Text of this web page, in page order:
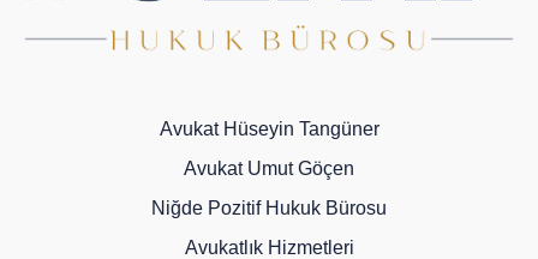
Avukat Hüseyin Tangüner
Avukat Umut Göçen
Niğde Pozitif Hukuk Bürosu
Avukatlık Hizmetleri